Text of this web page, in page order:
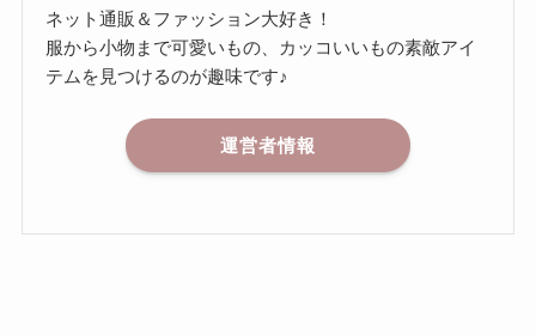
ネット通販＆ファッション大好き！
服から小物まで可愛いもの、カッコいいもの素敵アイ
テムを見つけるのが趣味です♪
運営者情報